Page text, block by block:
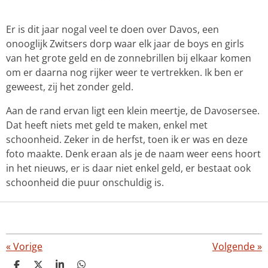
Er is dit jaar nogal veel te doen over Davos, een
onooglijk Zwitsers dorp waar elk jaar de boys en girls
van het grote geld en de zonnebrillen bij elkaar komen
om er daarna nog rijker weer te vertrekken. Ik ben er
geweest, zij het zonder geld.
Aan de rand ervan ligt een klein meertje, de Davosersee.
Dat heeft niets met geld te maken, enkel met
schoonheid. Zeker in de herfst, toen ik er was en deze
foto maakte. Denk eraan als je de naam weer eens hoort
in het nieuws, er is daar niet enkel geld, er bestaat ook
schoonheid die puur onschuldig is.
«Vorige Volgende»